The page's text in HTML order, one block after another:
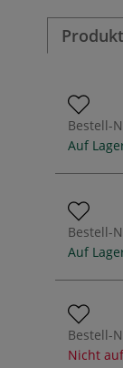
Bestell-
Auf
Bestell-
Auf
Bestell-
Nicht